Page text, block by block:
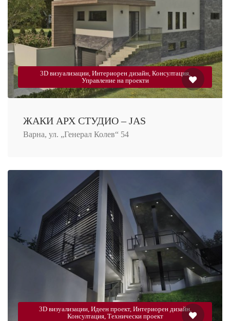
3D визуализации, Интериорен дизайн, Консултация,
Управление на проекти
ЖАКИ АРХ СТУДИО – JAS
Варна, ул. „Генерал Колев“ 54
3D визуализации, Идеен проект, Интериорен дизайн,
Консултация, Технически проект